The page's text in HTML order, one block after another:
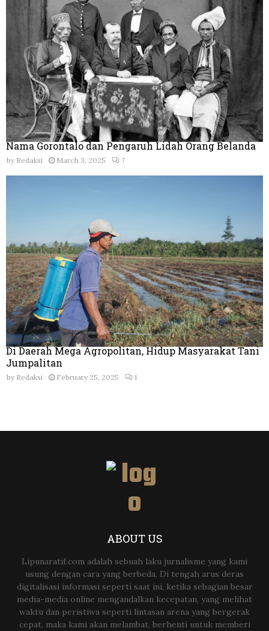
Nama Gorontalo dan Pengaruh Lidah Orang Belanda
by Redaksi March 3, 2025 7
Di Daerah Mega Agropolitan, Hidup Masyarakat Tani
Jumpalitan
by Redaksi February 25, 2025 1
ABOUT US
Lipunaratif.com adalah sebuah laku jurnalisme yang kami
usung dengan cara yang berbeda. Di tengah arus deras
digitalisasi informasi seperti saat ini, ketika sebagian besar
media-media online mengandalkan kecepatan, yang melihat
waktu dan peristiwa seperti lintasan arena yang bergerak
cepat, maka kami akan melambat, berhenti untuk memberi